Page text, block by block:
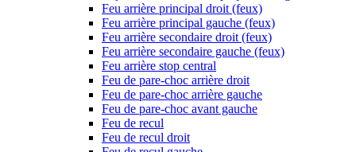
Feu arrière principal droit (feux)
Feu arrière principal gauche (feux)
Feu arrière secondaire droit (feux)
Feu arrière secondaire gauche (feux)
Feu arrière stop central
Feu de pare-choc arrière droit
Feu de pare-choc arrière gauche
Feu de pare-choc avant gauche
Feu de recul
Feu de recul droit